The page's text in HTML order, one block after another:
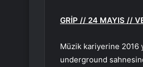
GRİP // 24 MAYIS //
Müzik kariyerine 2016
underground